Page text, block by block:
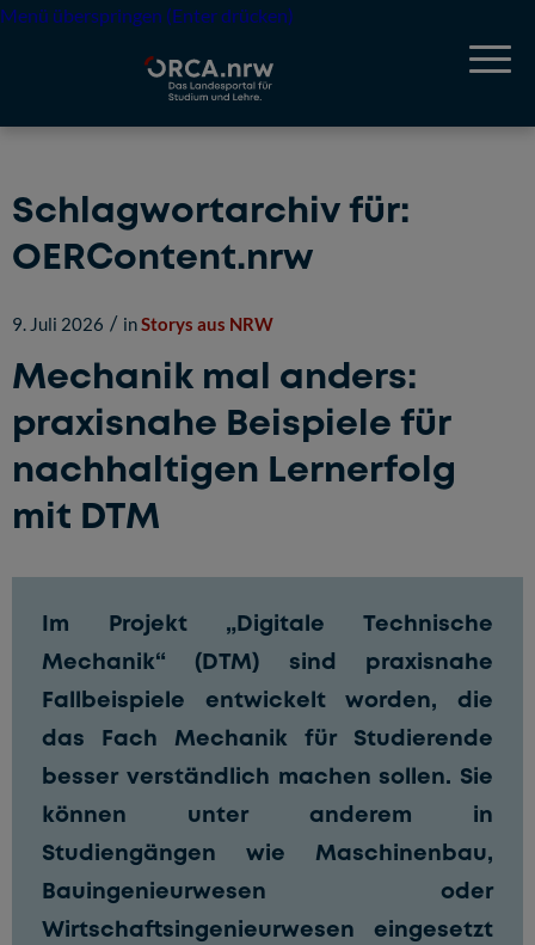
Menü überspringen (Enter drücken)
Schlagwortarchiv für:
OERContent.nrw
Mechanik mal anders:
praxisnahe Beispiele für
nachhaltigen Lernerfolg
mit DTM
9. Juli 2026 / inStorys aus NRW
Im Projekt „Digitale Technische
Mechanik“ (DTM) sind praxisnahe
Fallbeispiele entwickelt worden, die
das Fach Mechanik für Studierende
besser verständlich machen sollen. Sie
können unter anderem in
Studiengängen wie Maschinenbau,
Bauingenieurwesen oder
Wirtschaftsingenieurwesen eingesetzt